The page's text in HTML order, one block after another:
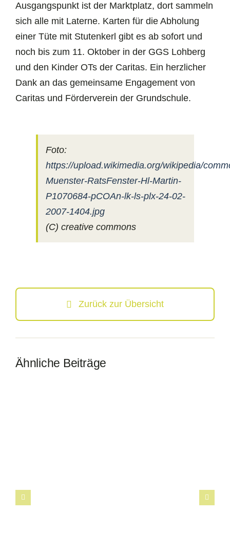
Ausgangspunkt ist der Marktplatz, dort sammeln
sich alle mit Laterne. Karten für die Abholung
einer Tüte mit Stutenkerl gibt es ab sofort und
noch bis zum 11. Oktober in der GGS Lohberg
und den Kinder OTs der Caritas. Ein herzlicher
Dank an das gemeinsame Engagement von
Caritas und Förderverein der Grundschule.
Foto:
https://upload.wikimedia.org/wikipedia/
Muenster-RatsFenster-Hl-Martin-
P1070684-pCOAn-lk-ls-plx-24-02-
2007-1404.jpg
(C) creative commons
Zurück zur Übersicht
Ähnliche Beiträge